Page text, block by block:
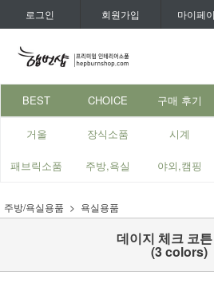
로그인 회원가입 마이페
BEST CHOICE 구매 후기
거울 장식소품 시계
패브릭소품 주방,욕실 야외,캠핑
주방/욕실용품 욕실용품
데이지 체크 코
(3 colors)